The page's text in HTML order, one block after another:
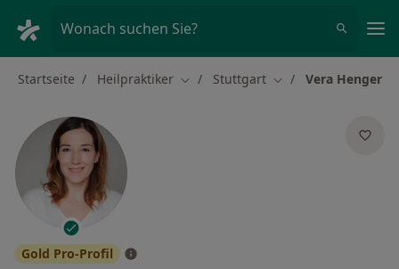
Wonach suchen Sie?
Startseite Heilpraktiker Stadt ändern
Stuttgart Stadt ändern
Vera Henger
Gold Pro-Profil